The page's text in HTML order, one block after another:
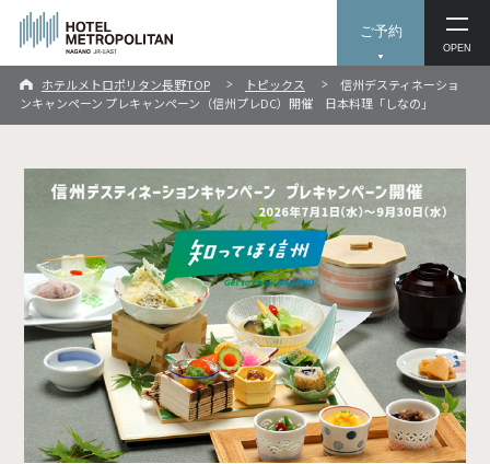
ご予約
OPEN
ホテルメトロポリタン長野TOP トピックス
信州デスティネーショ
ンキャンペーン プレキャンペーン（信州プレDC）開催 日本料理「しなの」